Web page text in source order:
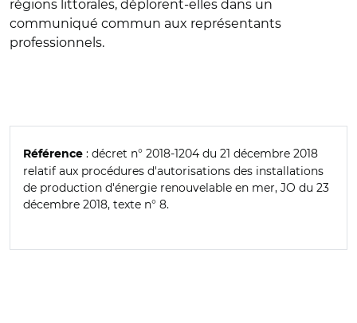
régions littorales, déplorent-elles dans un
communiqué commun aux représentants
professionnels.
Référence : décret n° 2018-1204 du 21 décembre 2018
relatif aux procédures d'autorisations des installations
de production d'énergie renouvelable en mer, JO du 23
décembre 2018, texte n° 8.